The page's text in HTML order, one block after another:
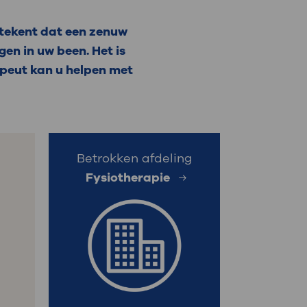
: naar uw dossier
Inloggen MijnOLVG
dat een zenuw
in uw been. Het is
kan u helpen met
Betrokken afdeling
Fysiotherapie